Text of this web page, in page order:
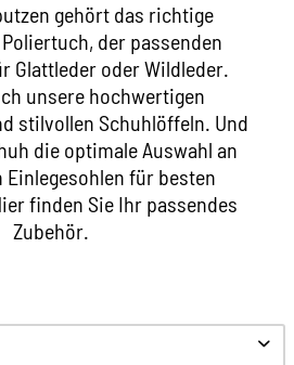
gehört das richtige
der passenden
Glattleder oder Wildleder.
unsere hochwertigen
stilvollen Schuhlöffeln. Und
die optimale Auswahl an
für besten
finden Sie Ihr passendes
Zubehör.